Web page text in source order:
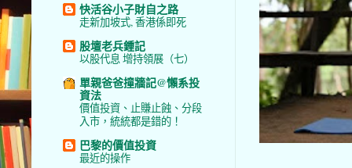
快活谷小子財自之路
走新加坡式, 香港係即死
股壇老兵鍾記
以股代息 增持領展（七）
單親爸爸撞牆記@懶系投
資法
價值投資、止賺止蝕、分段
入市，統統都是錯的！
巴黎的價值投資
最近的操作